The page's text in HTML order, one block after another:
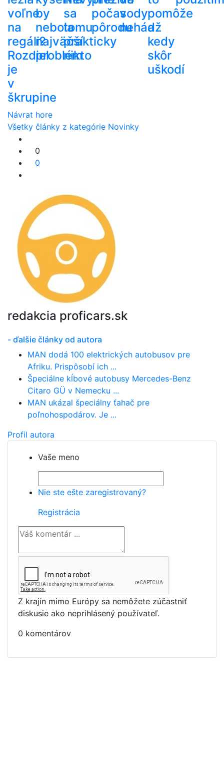
voľne
na
regáli?
Rozdiel
je
v
škrupine
by
nebola
najväčší
problém
sa
tomu
prakticky
nikto
počas
pôrodu
vody
nehádž
pomôže
a
kedy
skôr
uškodí
Návrat hore
Všetky články z kategórie Novinky
0
0
redakcia proficars.sk
- ďalšie články od autora
MAN dodá 100 elektrických autobusov pre
Afriku. Prispôsobí ich ...
Špeciálne kĺbové autobusy Mercedes-Benz
Citaro GÜ v Nemecku ...
MAN ukázal špeciálny ťahač pre
poľnohospodárov. Je ...
Profil autora
Vaše meno
Nie ste ešte zaregistrovaný?
Registrácia
Z krajín mimo Európy sa nemôžete zúčastniť
diskusie ako neprihlásený používateľ.
0 komentárov